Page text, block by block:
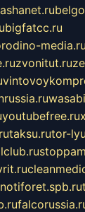
ashanet.ru
bigfatcc.ru
media.ru
zvonitut.ru
youtubefree.ru
taksu.rutor-